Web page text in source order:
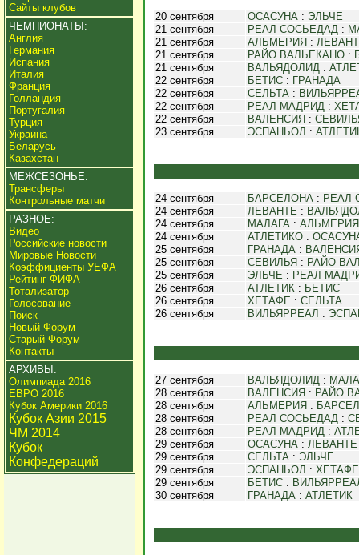
Сайты клубов
ЧЕМПИОНАТЫ:
Англия
Германия
Испания
Италия
Франция
Голландия
Португалия
Турция
Украина
Беларусь
Казахстан
МЕЖСЕЗОНЬЕ:
Трансферы
Контрольные матчи
РАЗНОЕ:
Видео
Российские новости
Мировые Новости
Коэффициенты УЕФА
Рейтинг ФИФА
Тотализатор
Голосование
Поиск
Новый Форум
Старый Форум
Контакты
АРХИВЫ:
Олимпиада 2016
ЕВРО 2016
Кубок Америки 2016
Кубок Азии 2015
ЧМ 2014
Кубок
Конфедераций
20 сентября ОСАСУНА : ЭЛЬЧЕ
21 сентября
РЕАЛ СОСЬЕДАД :
21 сентября
АЛЬМЕРИЯ :
21 сентября
РАЙО ВАЛЬЕКАНО :
21 сентября
ВАЛЬЯДОЛИД :
22 сентября
БЕТИС : ГРАНАДА
22 сентября
СЕЛЬТА :
22 сентября
РЕАЛ МАДРИД :
22 сентября
ВАЛЕНСИЯ :
23 сентября
ЭСПАНЬОЛ :
24 сентября БАРСЕЛОНА : РЕАЛ
24 сентября
ЛЕВАНТЕ :
24 сентября
МАЛАГА : АЛЬМЕРИЯ
24 сентября
АТЛЕТИКО :
25 сентября
ГРАНАДА :
25 сентября
СЕВИЛЬЯ : РАЙО
25 сентября
ЭЛЬЧЕ : РЕАЛ
26 сентября
АТЛЕТИК : БЕТИС
26 сентября
ХЕТАФЕ : СЕЛЬТА
26 сентября
ВИЛЬЯРРЕАЛ :
27 сентября ВАЛЬЯДОЛИД :
28 сентября
ВАЛЕНСИЯ : РАЙО
28 сентября
АЛЬМЕРИЯ :
28 сентября
РЕАЛ СОСЬЕДАД :
28 сентября
РЕАЛ МАДРИД :
29 сентября
ОСАСУНА : ЛЕВАНТЕ
29 сентября
СЕЛЬТА : ЭЛЬЧЕ
29 сентября
ЭСПАНЬОЛ : ХЕТАФЕ
29 сентября
БЕТИС :
30 сентября
ГРАНАДА : АТЛЕТИК